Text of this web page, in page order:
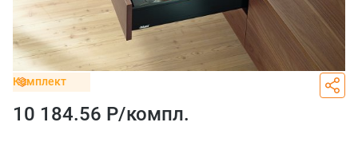
Комплект
10 184.56 Р/компл.